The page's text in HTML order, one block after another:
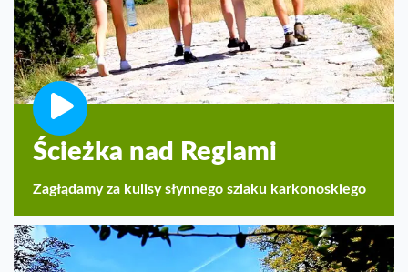
Ścieżka nad Reglami
Zagłądamy za kulisy słynnego szlaku karkonoskiego